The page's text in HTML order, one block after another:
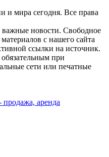
и мира сегодня. Все права
новости. Свободное
с нашего сайта
ссылки на источник.
при
сети или печатные